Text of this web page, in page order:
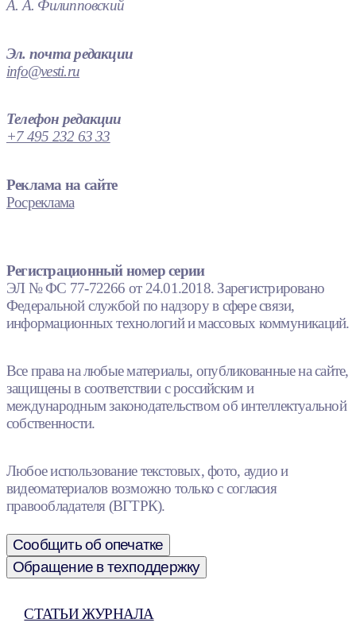
А. А. Филипповский
Эл. почта редакции
info@vesti.ru
Телефон редакции
+7 495 232 63 33
Реклама на сайте
Росреклама
Регистрационный номер серии
ЭЛ № ФС 77-72266 от 24.01.2018. Зарегистрировано
Федеральной службой по надзору в сфере связи,
информационных технологий и массовых коммуникаций.
Все права на любые материалы, опубликованные на сайте,
защищены в соответствии с российским и
международным законодательством об интеллектуальной
собственности.
Любое использование текстовых, фото, аудио и
видеоматериалов возможно только с согласия
правообладателя (ВГТРК).
Сообщить об опечатке
Обращение в техподдержку
СТАТЬИ ЖУРНАЛА